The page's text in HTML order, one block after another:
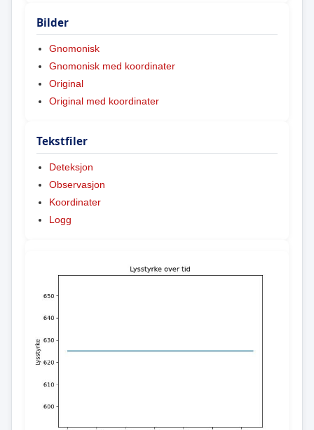
Bilder
Gnomonisk
Gnomonisk med koordinater
Original
Original med koordinater
Tekstfiler
Deteksjon
Observasjon
Koordinater
Logg